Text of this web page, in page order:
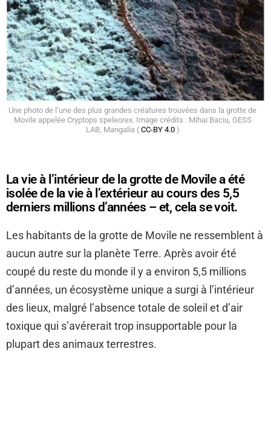
Une photo de l’une des plus grandes créatures trouvées dans la grotte de
Movile appelée Cryptops speleorex. Image crédits : Mihai Baciu, GESS
LAB, Mangalia ( CC-BY 4.0)
La vie à l’intérieur de la grotte de Movile a été
isolée de la vie à l’extérieur au cours des 5,5
derniers millions d’années – et, cela se voit.
Les habitants de la grotte de Movile ne ressemblent à
aucun autre sur la planète Terre. Après avoir été
coupé du reste du monde il y a environ 5,5 millions
d’années, un écosystème unique a surgi à l’intérieur
des lieux, malgré l’absence totale de soleil et d’air
toxique qui s’avérerait trop insupportable pour la
plupart des animaux terrestres.